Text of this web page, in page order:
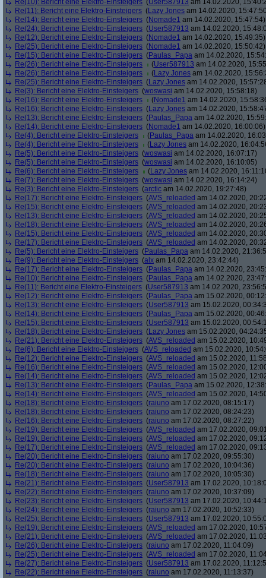
Re(10): Bericht eine Elektro-Einsteigers (User587913 am 14.02.2020,
Re(11): Bericht eine Elektro-Einsteigers (Lazy Jones am 14.02.2020,
Re(14): Bericht eine Elektro-Einsteigers (Nomade1 am 14.02.2020, 15:47:54)
Re(24): Bericht eine Elektro-Einsteigers (User587913 am 14.02.2020,
Re(12): Bericht eine Elektro-Einsteigers (Nomade1 am 14.02.2020, 15:49:35)
Re(25): Bericht eine Elektro-Einsteigers (Nomade1 am 14.02.2020, 15:50:42)
Re(15): Bericht eine Elektro-Einsteigers (Paulas_Papa am 14.02.2020,
Re(26): Bericht eine Elektro-Einsteigers
(User587913 am 14.02.2020,
Re(26): Bericht eine Elektro-Einsteigers
(Lazy Jones am 14.02.2020,
Re(25): Bericht eine Elektro-Einsteigers (Lazy Jones am 14.02.2020,
Re(3): Bericht eine Elektro-Einsteigers (woswasi am 14.02.2020, 15:58:18)
Re(16): Bericht eine Elektro-Einsteigers
(Nomade1 am 14.02.2020,
Re(16): Bericht eine Elektro-Einsteigers (Lazy Jones am 14.02.2020,
Re(13): Bericht eine Elektro-Einsteigers (Paulas_Papa am 14.02.2020,
Re(14): Bericht eine Elektro-Einsteigers (Nomade1 am 14.02.2020, 16:00:06)
Re(4): Bericht eine Elektro-Einsteigers
(Paulas_Papa am 14.02.2020,
Re(4): Bericht eine Elektro-Einsteigers
(Lazy Jones am 14.02.2020,
Re(5): Bericht eine Elektro-Einsteigers (woswasi am 14.02.2020, 16:07:17)
Re(5): Bericht eine Elektro-Einsteigers (woswasi am 14.02.2020, 16:10:05)
Re(6): Bericht eine Elektro-Einsteigers
(Lazy Jones am 14.02.2020,
Re(7): Bericht eine Elektro-Einsteigers (woswasi am 14.02.2020, 16:14:24)
Re(3): Bericht eine Elektro-Einsteigers (arctic am 14.02.2020, 19:27:48)
Re(17): Bericht eine Elektro-Einsteigers (AVS_reloaded am 14.02.2020,
Re(15): Bericht eine Elektro-Einsteigers (AVS_reloaded am 14.02.2020,
Re(13): Bericht eine Elektro-Einsteigers (AVS_reloaded am 14.02.2020,
Re(18): Bericht eine Elektro-Einsteigers (AVS_reloaded am 14.02.2020,
Re(15): Bericht eine Elektro-Einsteigers (AVS_reloaded am 14.02.2020,
Re(17): Bericht eine Elektro-Einsteigers (AVS_reloaded am 14.02.2020,
Re(5): Bericht eine Elektro-Einsteigers (Paulas_Papa am 14.02.2020,
Re(9): Bericht eine Elektro-Einsteigers (alx am 14.02.2020, 23:42:44)
Re(17): Bericht eine Elektro-Einsteigers (Paulas_Papa am 14.02.2020,
Re(10): Bericht eine Elektro-Einsteigers (Paulas_Papa am 14.02.2020,
Re(11): Bericht eine Elektro-Einsteigers (User587913 am 14.02.2020,
Re(12): Bericht eine Elektro-Einsteigers (Paulas_Papa am 15.02.2020,
Re(13): Bericht eine Elektro-Einsteigers (User587913 am 15.02.2020,
Re(14): Bericht eine Elektro-Einsteigers (Paulas_Papa am 15.02.2020,
Re(15): Bericht eine Elektro-Einsteigers (User587913 am 15.02.2020,
Re(18): Bericht eine Elektro-Einsteigers (Lazy Jones am 15.02.2020,
Re(21): Bericht eine Elektro-Einsteigers (AVS_reloaded am 15.02.2020,
Re(6): Bericht eine Elektro-Einsteigers (AVS_reloaded am 15.02.2020,
Re(12): Bericht eine Elektro-Einsteigers (AVS_reloaded am 15.02.2020,
Re(16): Bericht eine Elektro-Einsteigers (AVS_reloaded am 15.02.2020,
Re(14): Bericht eine Elektro-Einsteigers (AVS_reloaded am 15.02.2020,
Re(13): Bericht eine Elektro-Einsteigers (Paulas_Papa am 15.02.2020,
Re(14): Bericht eine Elektro-Einsteigers (AVS_reloaded am 15.02.2020,
Re(18): Bericht eine Elektro-Einsteigers (raiuno am 17.02.2020, 08:15:17)
Re(18): Bericht eine Elektro-Einsteigers (raiuno am 17.02.2020, 08:24:23)
Re(16): Bericht eine Elektro-Einsteigers (raiuno am 17.02.2020, 08:27:22)
Re(19): Bericht eine Elektro-Einsteigers (AVS_reloaded am 17.02.2020,
Re(19): Bericht eine Elektro-Einsteigers (AVS_reloaded am 17.02.2020,
Re(17): Bericht eine Elektro-Einsteigers (AVS_reloaded am 17.02.2020,
Re(20): Bericht eine Elektro-Einsteigers (raiuno am 17.02.2020, 09:55:30)
Re(20): Bericht eine Elektro-Einsteigers (raiuno am 17.02.2020, 10:04:36)
Re(18): Bericht eine Elektro-Einsteigers (raiuno am 17.02.2020, 10:05:30)
Re(21): Bericht eine Elektro-Einsteigers (User587913 am 17.02.2020,
Re(22): Bericht eine Elektro-Einsteigers (raiuno am 17.02.2020, 10:37:09)
Re(23): Bericht eine Elektro-Einsteigers (User587913 am 17.02.2020,
Re(24): Bericht eine Elektro-Einsteigers (raiuno am 17.02.2020, 10:52:33)
Re(25): Bericht eine Elektro-Einsteigers (User587913 am 17.02.2020,
Re(19): Bericht eine Elektro-Einsteigers (AVS_reloaded am 17.02.2020,
Re(21): Bericht eine Elektro-Einsteigers (AVS_reloaded am 17.02.2020,
Re(26): Bericht eine Elektro-Einsteigers (raiuno am 17.02.2020, 11:04:09)
Re(25): Bericht eine Elektro-Einsteigers (AVS_reloaded am 17.02.2020,
Re(27): Bericht eine Elektro-Einsteigers (User587913 am 17.02.2020,
Re(22): Bericht eine Elektro-Einsteigers (raiuno am 17.02.2020, 11:13:37)